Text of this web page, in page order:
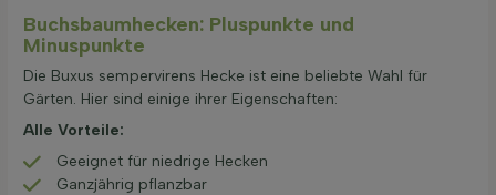
Buchsbaumhecken: Pluspunkte und
Minuspunkte
Die Buxus sempervirens Hecke ist eine beliebte Wahl für
Gärten. Hier sind einige ihrer Eigenschaften:
Alle Vorteile:
Geeignet für niedrige Hecken
Ganzjährig pflanzbar